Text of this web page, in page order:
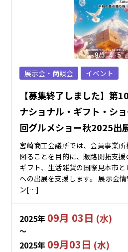
展示会・商談会 イベント
【募集終了しました】第
ナショナル・ギフト・シ
回グルメショー秋2025出
宮崎商工会議所では、会員事業
図ることを目的に、販路開拓支
ギフト、生活雑貨の国際見本市
への出展を支援します。 展示会
ン[…]
2025年 09月 03日 (水)
〜
2025年 09月03日 (水)